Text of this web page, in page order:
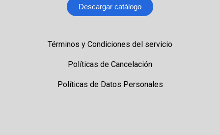
Descargar catálogo
Términos y Condiciones del servicio
Políticas de Cancelación
Políticas de Datos Personales